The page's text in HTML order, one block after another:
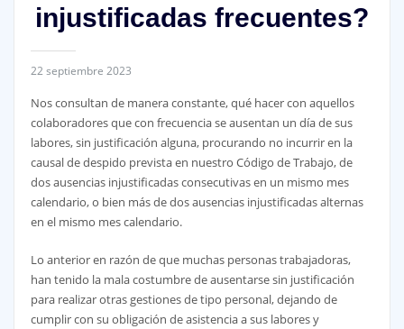
injustificadas frecuentes?
22 septiembre 2023
Nos consultan de manera constante, qué hacer con aquellos
colaboradores que con frecuencia se ausentan un día de sus
labores, sin justificación alguna, procurando no incurrir en la
causal de despido prevista en nuestro Código de Trabajo, de
dos ausencias injustificadas consecutivas en un mismo mes
calendario, o bien más de dos ausencias injustificadas alternas
en el mismo mes calendario.
Lo anterior en razón de que muchas personas trabajadoras,
han tenido la mala costumbre de ausentarse sin justificación
para realizar otras gestiones de tipo personal, dejando de
cumplir con su obligación de asistencia a sus labores y